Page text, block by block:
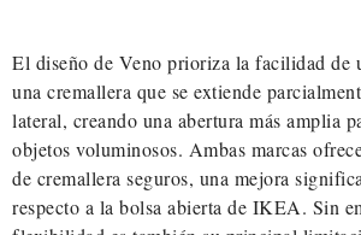
El diseño de Veno prioriza la facilidad de
una cremallera que se extiende
lateral, creando una abertura más amplia
objetos voluminosos. Ambas marcas
de cremallera seguros, una mejora
respecto a la bolsa abierta de IKEA. Sin